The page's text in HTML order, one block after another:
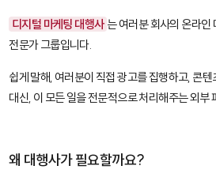
디지털 마케팅 대행사 는 여러분 회사의 온라인
전문가 그룹입니다.
쉽게 말해, 여러분이 직접 광고를 집행하고, 콘
대신, 이 모든 일을 전문적으로 처리해주는 외부
왜 대행사가 필요할까요?